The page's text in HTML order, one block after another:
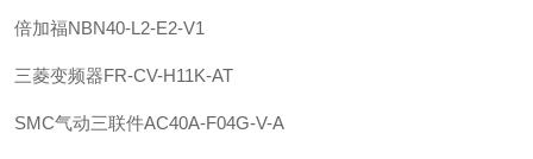
倍加福NBN40-L2-E2-V1
三菱变频器FR-CV-H11K-AT
SMC气动三联件AC40A-F04G-V-A